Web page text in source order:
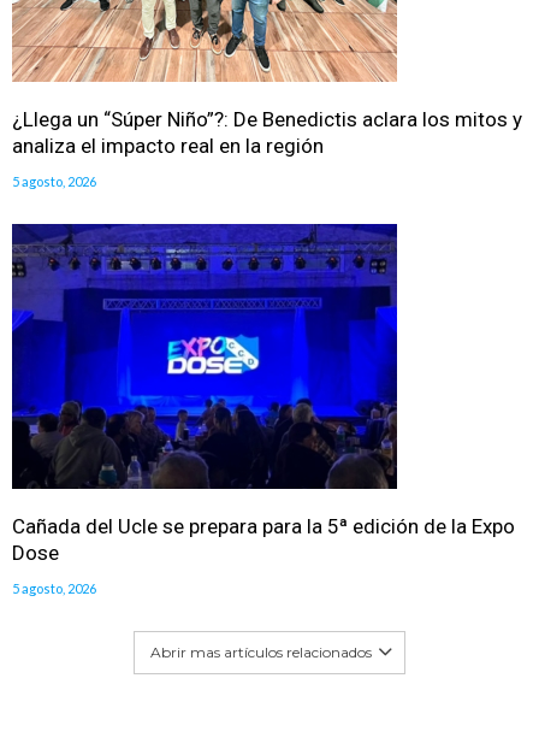
¿Llega un “Súper Niño”?: De Benedictis aclara los mitos y
analiza el impacto real en la región
5 agosto, 2026
Cañada del Ucle se prepara para la 5ª edición de la Expo
Dose
5 agosto, 2026
Abrir mas artículos relacionados